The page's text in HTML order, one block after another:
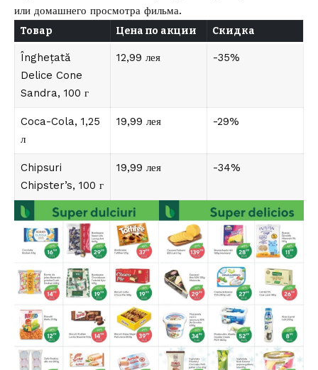
или домашнего просмотра фильма.
Товар Цена по акции Скидка
Înghețată
Delice Cone
Sandra, 100 г
12,99 лея -35%
Coca-Cola, 1,25
л
19,99 лея -29%
Chipsuri
Chipster’s, 100 г
19,99 лея -34%